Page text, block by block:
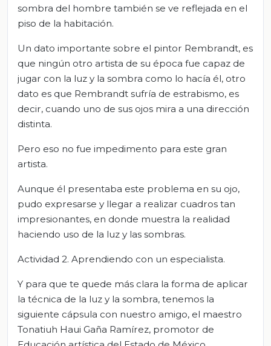
sombra del hombre también se ve reflejada en el
piso de la habitación.
Un dato importante sobre el pintor Rembrandt, es
que ningún otro artista de su época fue capaz de
jugar con la luz y la sombra como lo hacía él, otro
dato es que Rembrandt sufría de estrabismo, es
decir, cuando uno de sus ojos mira a una dirección
distinta.
Pero eso no fue impedimento para este gran
artista.
Aunque él presentaba este problema en su ojo,
pudo expresarse y llegar a realizar cuadros tan
impresionantes, en donde muestra la realidad
haciendo uso de la luz y las sombras.
Actividad 2. Aprendiendo con un especialista.
Y para que te quede más clara la forma de aplicar
la técnica de la luz y la sombra, tenemos la
siguiente cápsula con nuestro amigo, el maestro
Tonatiuh Haui Gaña Ramírez, promotor de